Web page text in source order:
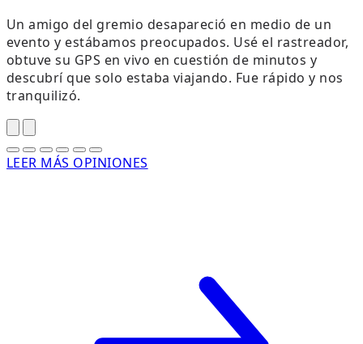
Un amigo del gremio desapareció en medio de un
evento y estábamos preocupados. Usé el rastreador,
obtuve su GPS en vivo en cuestión de minutos y
descubrí que solo estaba viajando. Fue rápido y nos
tranquilizó.
LEER MÁS OPINIONES